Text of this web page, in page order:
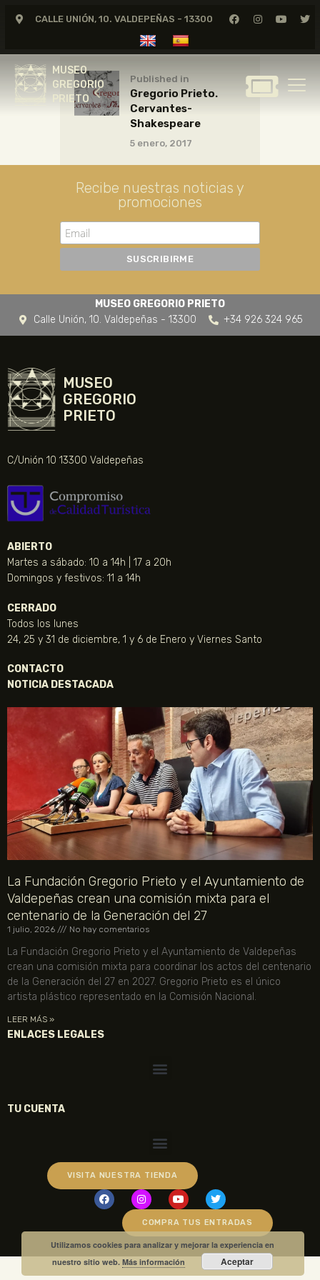
CALLE UNIÓN, 10. VALDEPEÑAS - 13300
MUSEO
GREGORIO
PRIETO
MUSEO
GREGORIO
GREGORIO PRIETO
ARCHIVO
CERTAMEN DE DIBUJO
FUNDACIÓN
TIENDA
NOTICIAS
Published in
Gregorio Prieto.
Cervantes-
Shakespeare
5 enero, 2017
Recibe nuestras noticias y
promociones
MUSEO GREGORIO PRIETO
Calle Unión, 10. Valdepeñas - 13300
+34 926 324 965
MUSEO
GREGORIO
PRIETO
C/Unión 10 13300 Valdepeñas
ABIERTO
Martes a sábado: 10 a 14h | 17 a 20h
Domingos y festivos: 11 a 14h
CERRADO
Todos los lunes
24, 25 y 31 de diciembre, 1 y 6 de Enero y Viernes Santo
CONTACTO
NOTICIA DESTACADA
La Fundación Gregorio Prieto y el Ayuntamiento de
Valdepeñas crean una comisión mixta para el
centenario de la Generación del 27
1 julio, 2026 No hay comentarios
La Fundación Gregorio Prieto y el Ayuntamiento de Valdepeñas
crean una comisión mixta para coordinar los actos del centenario
de la Generación del 27 en 2027. Gregorio Prieto es el único
artista plástico representado en la Comisión Nacional.
LEER MÁS »
ENLACES LEGALES
TU CUENTA
VISITA NUESTRA TIENDA
COMPRA TUS ENTRADAS
Utilizamos cookies para analizar y mejorar la experiencia en
nuestro sitio web.Más información Aceptar